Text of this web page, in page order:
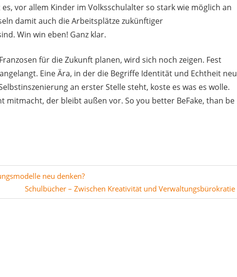
vor allem Kinder im Volksschulalter so stark wie möglich an
damit auch die Arbeitsplätze zukünftiger
Win win eben! Ganz klar.
für die Zukunft planen, wird sich noch zeigen. Fest
Eine Ära, in der die Begriffe Identität und Echtheit neu
an erster Stelle steht, koste es was es wolle.
mitmacht, der bleibt außen vor. So you better BeFake, than be
neu denken?
Nächster
Beitrag:
Schulbücher – Zwischen Kreativität und Verwaltungsbürokratie